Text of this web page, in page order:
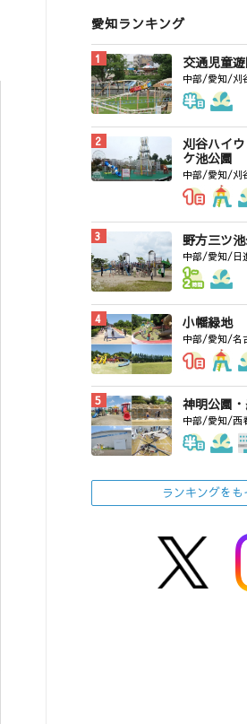
愛知ランキング
交通児童
中部/愛知/刈
刈谷ハイ
ケ池公園
中部/愛知/刈
野方三ツ
中部/愛知/日
小幡緑地
中部/愛知/名
神明公園
中部/愛知/西
ランキングをも